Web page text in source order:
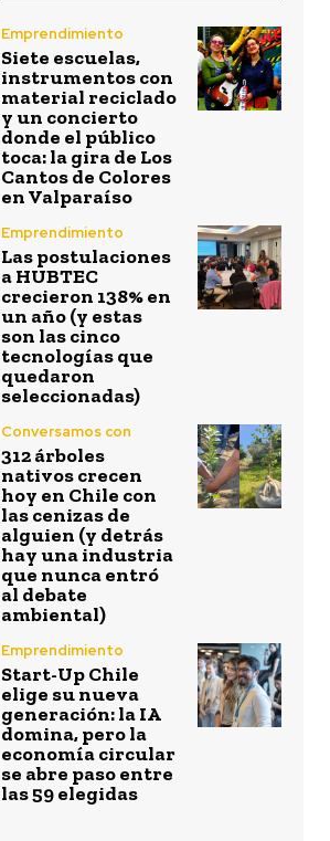
Emprendimiento
Siete escuelas,
instrumentos con
material reciclado
y un concierto
donde el público
toca: la gira de Los
Cantos de Colores
en Valparaíso
Emprendimiento
Las postulaciones
a HUBTEC
crecieron 138% en
un año (y estas
son las cinco
tecnologías que
quedaron
seleccionadas)
Conversamos con
312 árboles
nativos crecen
hoy en Chile con
las cenizas de
alguien (y detrás
hay una industria
que nunca entró
al debate
ambiental)
Emprendimiento
Start-Up Chile
elige su nueva
generación: la IA
domina, pero la
economía circular
se abre paso entre
las 59 elegidas